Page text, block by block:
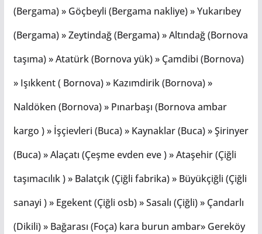
(Bergama) » Göçbeyli (Bergama nakliye) » Yukarıbey
(Bergama) » Zeytindağ (Bergama) » Altındağ (Bornova
taşıma) » Atatürk (Bornova yük) » Çamdibi (Bornova)
» Işıkkent ( Bornova) » Kazımdirik (Bornova) »
Naldöken (Bornova) » Pınarbaşı (Bornova ambar
kargo ) » İşçievleri (Buca) » Kaynaklar (Buca) » Şirinyer
(Buca) » Alaçatı (Çeşme evden eve ) » Ataşehir (Çiğli
taşımacılık ) » Balatçık (Çiğli fabrika) » Büyükçiğli (Çiğli
sanayi ) » Egekent (Çiğli osb) » Sasalı (Çiğli) » Çandarlı
(Dikili) » Bağarası (Foça) kara burun ambar» Gereköy